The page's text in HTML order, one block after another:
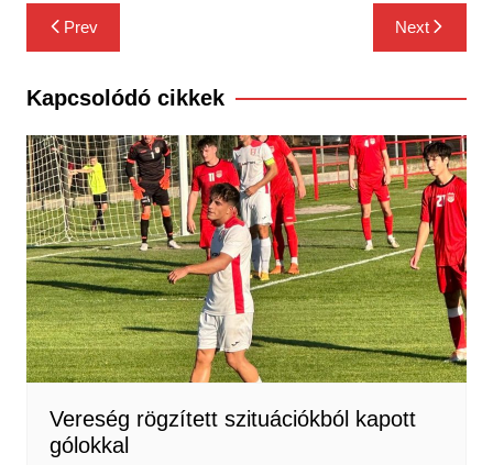
Bejegyzés
navigáció
Prev Next
Kapcsolódó cikkek
Vereség rögzített szituációkból kapott
gólokkal